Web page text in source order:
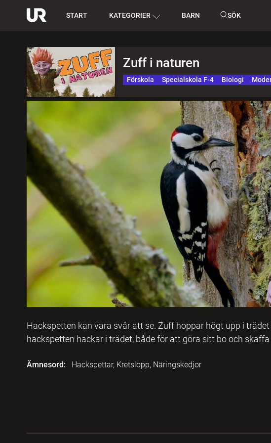
START KATEGORIER BARN SÖK
Zuff i naturen
Förskola Specialskola F-4 Biologi
Hackspetten kan vara svår att se. Zuff hoppar högt upp i
hackspetten hackar i trädet, både för att göra sitt bo och
Ämnesord: Hackspettar, Kretslopp, Näringskedjor